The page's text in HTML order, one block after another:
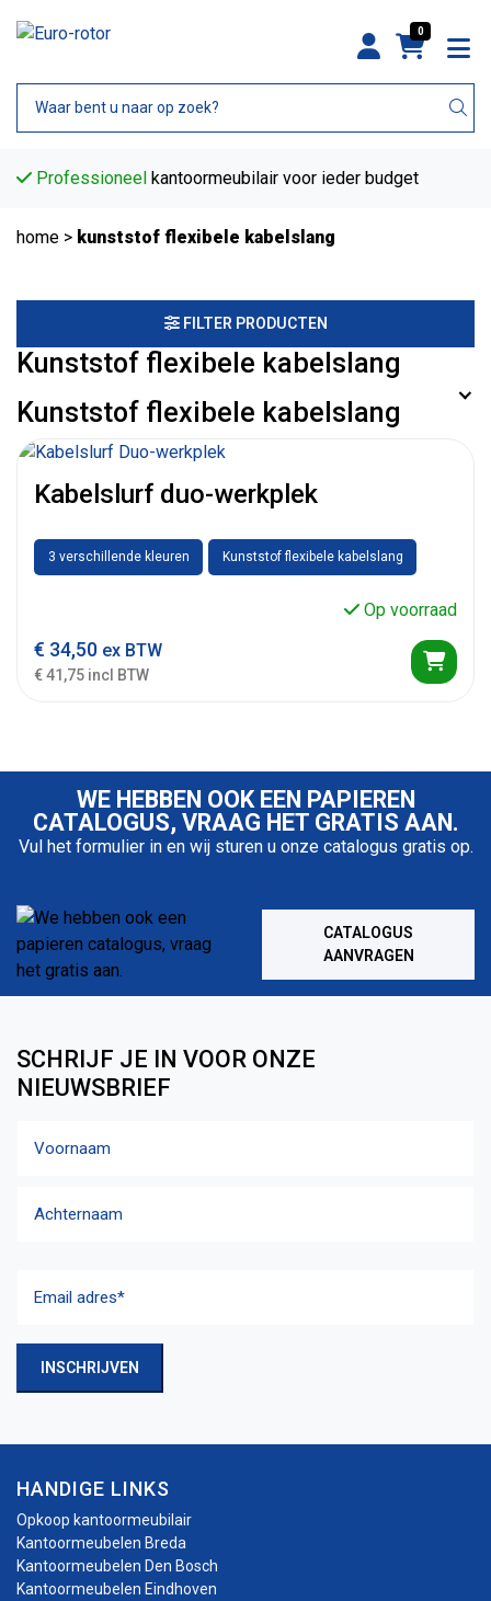
0
Professioneel kantoormeubilair voor ieder budget
home > kunststof flexibele kabelslang
FILTER PRODUCTEN
Kunststof flexibele kabelslang
Kunststof flexibele kabelslang
Kabelslurf duo-werkplek
3 verschillende kleuren Kunststof flexibele kabelslang
Op voorraad
€ 34,50 ex BTW
€ 41,75 incl BTW
WE HEBBEN OOK EEN PAPIEREN
CATALOGUS, VRAAG HET GRATIS AAN.
Vul het formulier in en wij sturen u onze catalogus gratis op.
CATALOGUS
AANVRAGEN
SCHRIJF JE IN VOOR ONZE
NIEUWSBRIEF
adres(Vereist)
INSCHRIJVEN
HANDIGE LINKS
Opkoop kantoormeubilair
Kantoormeubelen Breda
Kantoormeubelen Den Bosch
Kantoormeubelen Eindhoven